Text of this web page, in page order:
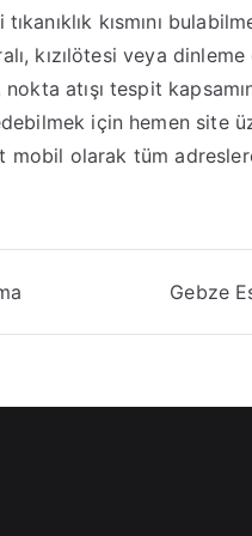
kısmını
kızılötesi veya
atışı tespit
için hemen site
olarak tüm
Gebze